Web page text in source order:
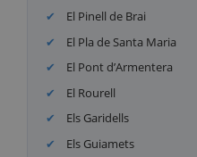
El Pinell de Brai
El Pla de Santa Maria
El Pont d’Armentera
El Rourell
Els Garidells
Els Guiamets